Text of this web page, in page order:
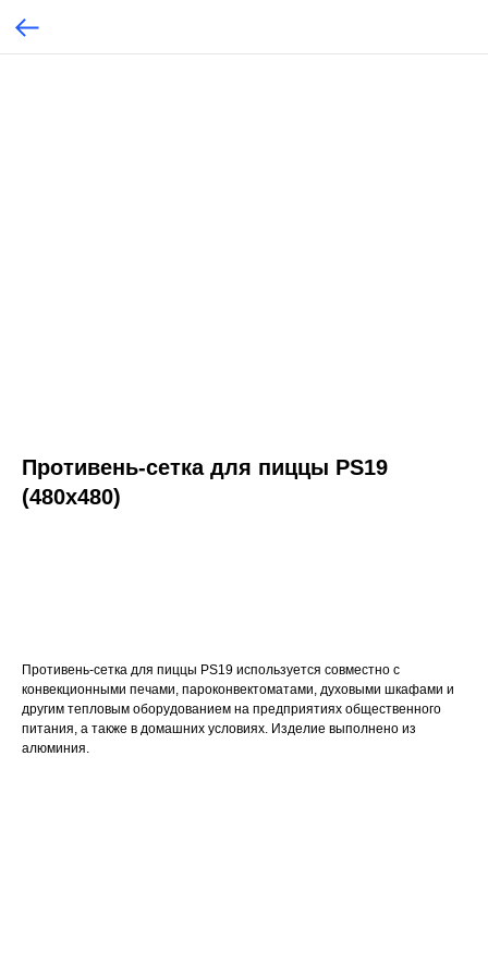
Противень-сетка для пиццы PS19
(480х480)
Противень-сетка для пиццы PS19 используется совместно с
конвекционными печами, пароконвектоматами, духовыми шкафами и
другим тепловым оборудованием на предприятиях общественного
питания, а также в домашних условиях. Изделие выполнено из
алюминия.